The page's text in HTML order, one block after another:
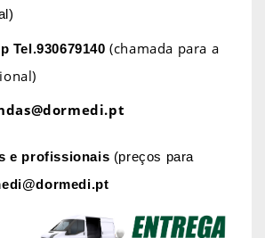
Tel.930679140 (chamada para a
e profissionais (preços para